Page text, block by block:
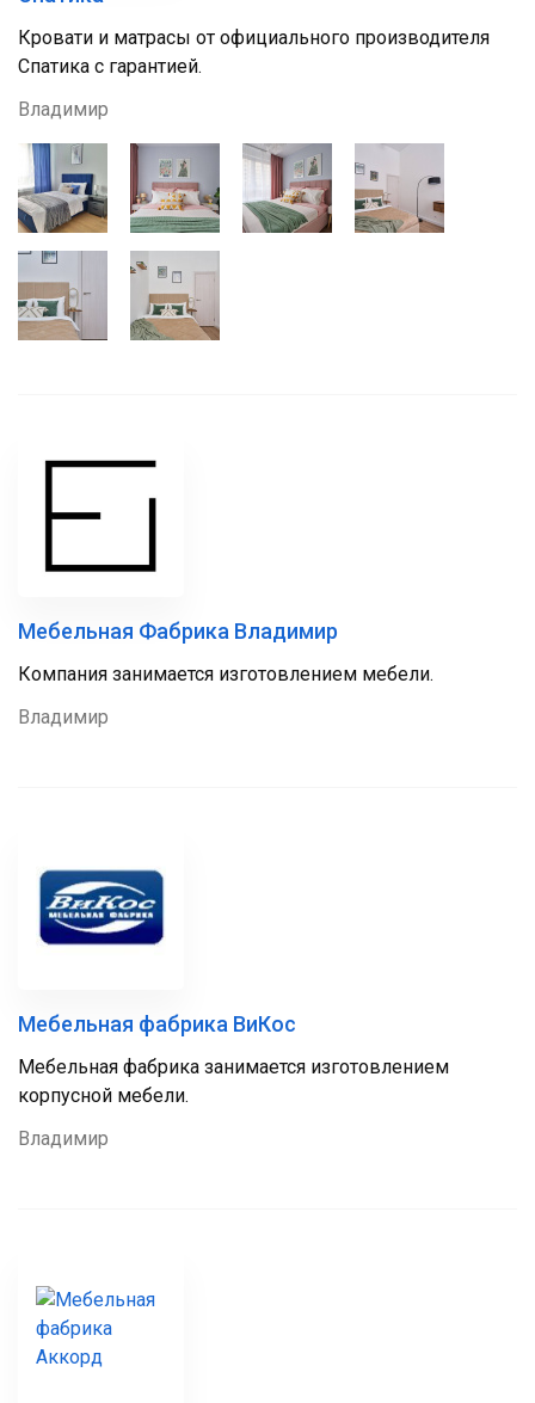
Кровати и матрасы от официального производителя
Спатика с гарантией.
Владимир
Мебельная Фабрика Владимир
Компания занимается изготовлением мебели.
Владимир
Мебельная фабрика ВиКос
Мебельная фабрика занимается изготовлением
корпусной мебели.
Владимир